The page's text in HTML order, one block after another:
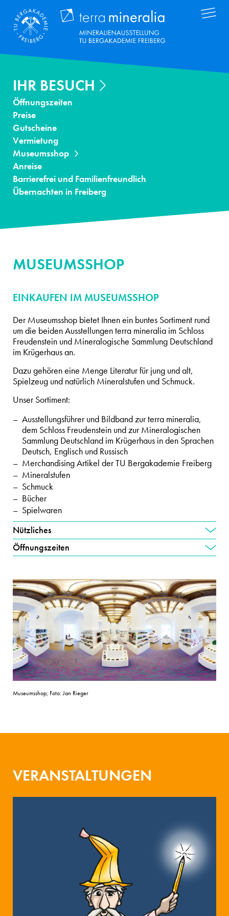
Inhalt
Terra
IHR BESUCH
Öffnungszeiten
Preise
Gutscheine
Vermietung
Museumsshop
Anreise
Barrierefrei und Familienfreundlich
Übernachten in Freiberg
MUSEUMSSHOP
EINKAUFEN IM MUSEUMSSHOP
Der Museumsshop bietet Ihnen ein buntes Sortiment rund
um die beiden Ausstellungen terra mineralia im Schloss
Freudenstein und Mineralogische Sammlung Deutschland
im Krügerhaus an.
Dazu gehören eine Menge Literatur für jung und alt,
Spielzeug und natürlich Mineralstufen und Schmuck.
Unser Sortiment:
Ausstellungsführer und Bildband zur terra mineralia,
dem Schloss Freudenstein und zur Mineralogischen
Sammlung Deutschland im Krügerhaus in den Sprachen
Deutsch, Englisch und Russisch
Merchandising Artikel der TU Bergakademie Freiberg
Mineralstufen
Schmuck
Bücher
Spielwaren
Nützliches
Öffnungszeiten
Museumsshop; Foto: Jan Rieger
VERANSTALTUNGEN